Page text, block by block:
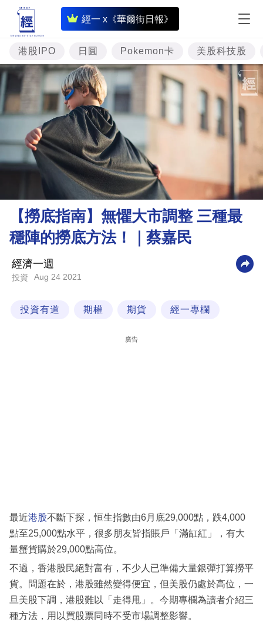
經一 x《華爾街日報》
即
時
財
經
專
題
投
資
樓
市
理
財
商
科
區
港股IPO 日圓 Pokemon卡 美股科技股
【撈底指南】無懼大市調整 三種最
穩陣的撈底方法！｜蔡嘉民
經濟一週
投資 Aug 24 2021
投資有道 期權 期貨 經一專欄
廣告
最近港股不斷下探，恒生指數由6月底29,000點，跌4,000
點至25,000點水平，很多朋友皆指賬戶「滿缸紅」，有大
量蟹貨購於29,000點高位。
不過，香港股民絕對富有，不少人已準備大量銀彈打算撈平
貨。問題在於，港股雖然變得便宜，但美股仍處於高位，一
旦美股下調，港股難以「走得甩」。今期專欄為讀者介紹三
種方法，用以買股票同時不受市場調整影響。